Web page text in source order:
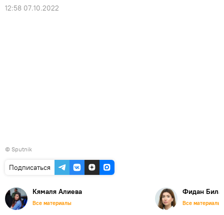
12:58 07.10.2022
© Sputnik
Подписаться
Кямаля Алиева
Все материалы
Фидан
Все материалы